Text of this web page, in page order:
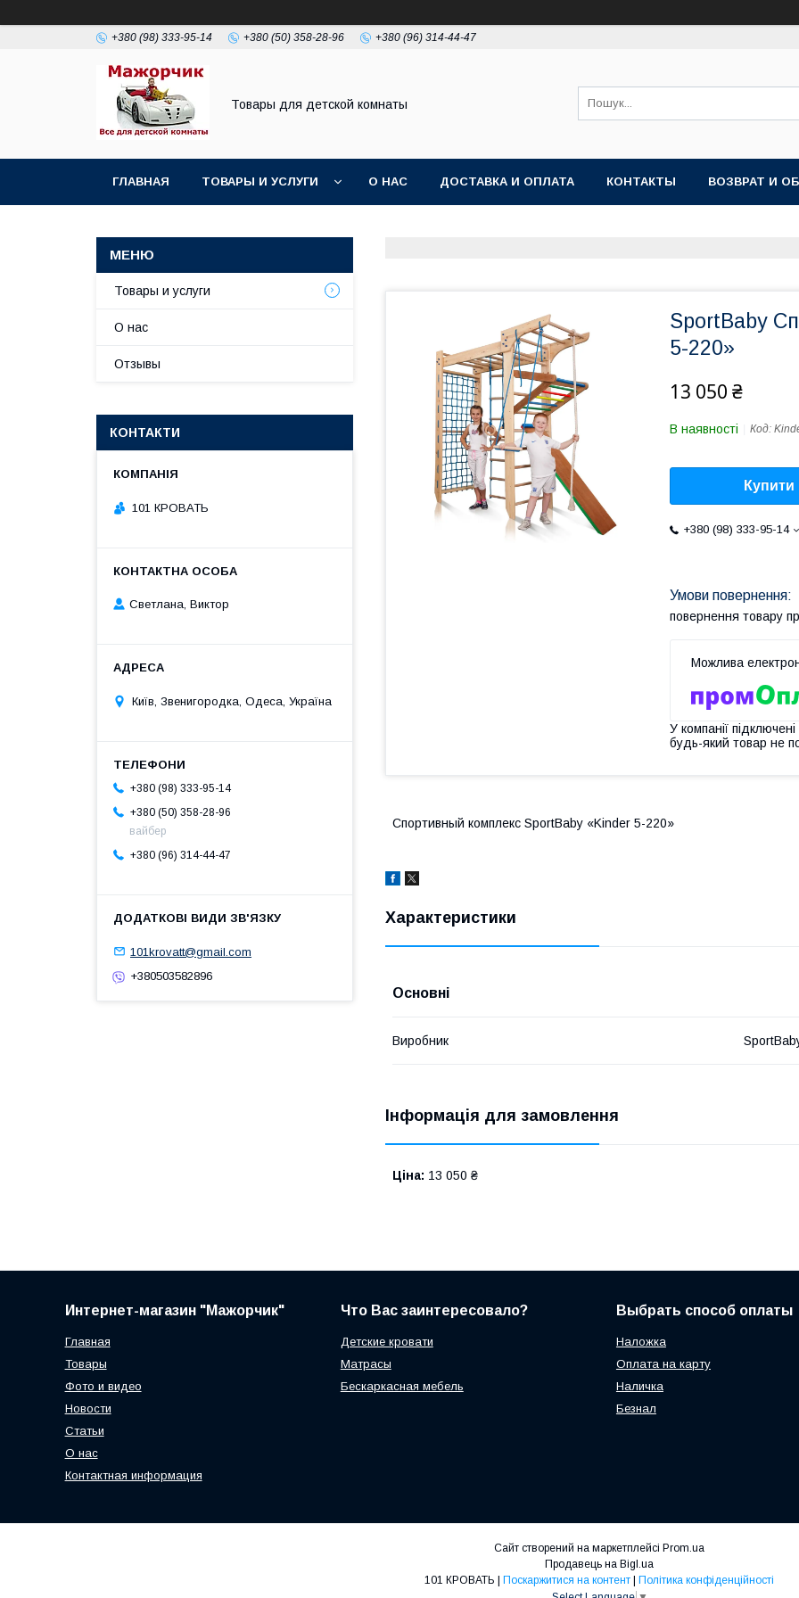
+380 (98) 333-95-14 +380 (50) 358-28-96 +380 (96) 314-44-47
Товары для детской комнаты
ГЛАВНАЯ ТОВАРЫ И УСЛУГИ О НАС ДОСТАВКА И ОПЛАТА КОНТАКТЫ ВОЗВРАТ И
SportBaby
5-220»
13 050 ₴
В наявності Код:
Купити
+380 (98) 333-95-14
повернення товару
У компанії
будь-який товар не
Спортивный комплекс SportBaby «Kinder 5-220»
Характеристики
Основні
Виробник
Інформація для замовлення
Ціна: 13 050 ₴
Товары и услуги
О нас
Отзывы
КОНТАКТИ
101 КРОВАТЬ
Светлана, Виктор
Київ, Звенигородка, Одеса, Україна
+380 (98) 333-95-14
+380 (50) 358-28-96
вайбер
+380 (96) 314-44-47
101krovatt@gmail.com
+380503582896
Интернет-магазин "Мажорчик"
Главная
Товары
Фото и видео
Новости
Статьи
О нас
Контактная информация
Что Вас заинтересовало?
Детские кровати
Матрасы
Бескаркасная мебель
Выбрать способ оплаты
Наложка
Оплата на карту
Наличка
Безнал
Сайт створений на маркетплейсі Prom.ua
Продавець на Bigl.ua
101 КРОВАТЬ | Поскаржитися на контент | Політика конфіденційності